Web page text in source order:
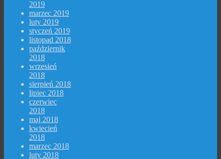
2019
marzec 2019
luty 2019
styczeń 2019
listopad 2018
październik
2018
wrzesień
2018
sierpień 2018
lipiec 2018
czerwiec
2018
maj 2018
kwiecień
2018
marzec 2018
luty 2018